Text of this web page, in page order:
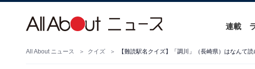
連載
All About ニュース クイズ 【難読駅名クイズ】「調川」（長崎県）はなんて